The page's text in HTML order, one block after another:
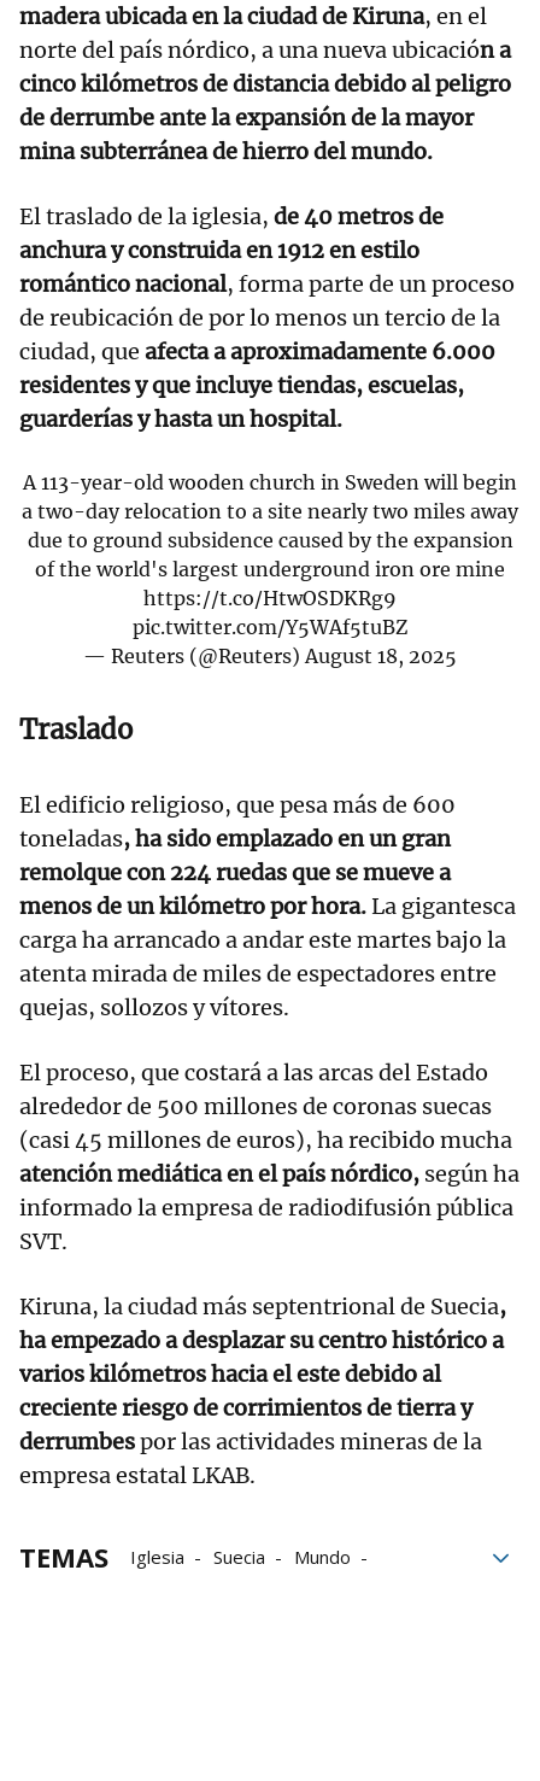
madera ubicada en la ciudad de Kiruna, en el
norte del país nórdico, a una nueva ubicación a
cinco kilómetros de distancia debido al peligro
de derrumbe ante la expansión de la mayor
mina subterránea de hierro del mundo.
El traslado de la iglesia, de 40 metros de
anchura y construida en 1912 en estilo
romántico nacional, forma parte de un proceso
de reubicación de por lo menos un tercio de la
ciudad, que afecta a aproximadamente 6.000
residentes y que incluye tiendas, escuelas,
guarderías y hasta un hospital.
A 113-year-old wooden church in Sweden will begin
a two-day relocation to a site nearly two miles away
due to ground subsidence caused by the expansion
of the world's largest underground iron ore mine
https://t.co/HtwOSDKRg9
pic.twitter.com/Y5WAf5tuBZ
— Reuters (@Reuters)August 18, 2025
Traslado
El edificio religioso, que pesa más de 600
toneladas, ha sido emplazado en un gran
remolque con 224 ruedas que se mueve a
menos de un kilómetro por hora.La gigantesca
carga ha arrancado a andar este martes bajo la
atenta mirada de miles de espectadores entre
quejas, sollozos y vítores.
El proceso, que costará a las arcas del Estado
alrededor de 500 millones de coronas suecas
(casi 45 millones de euros), ha recibido mucha
atención mediática en el país nórdico, según ha
informado la empresa de radiodifusión pública
SVT.
Kiruna, la ciudad más septentrional de Suecia,
ha empezado a desplazar su centro histórico a
varios kilómetros hacia el este debido al
creciente riesgo de corrimientos de tierra y
derrumbespor las actividades mineras de la
empresa estatal LKAB.
TEMAS Iglesia Suecia
Mundo